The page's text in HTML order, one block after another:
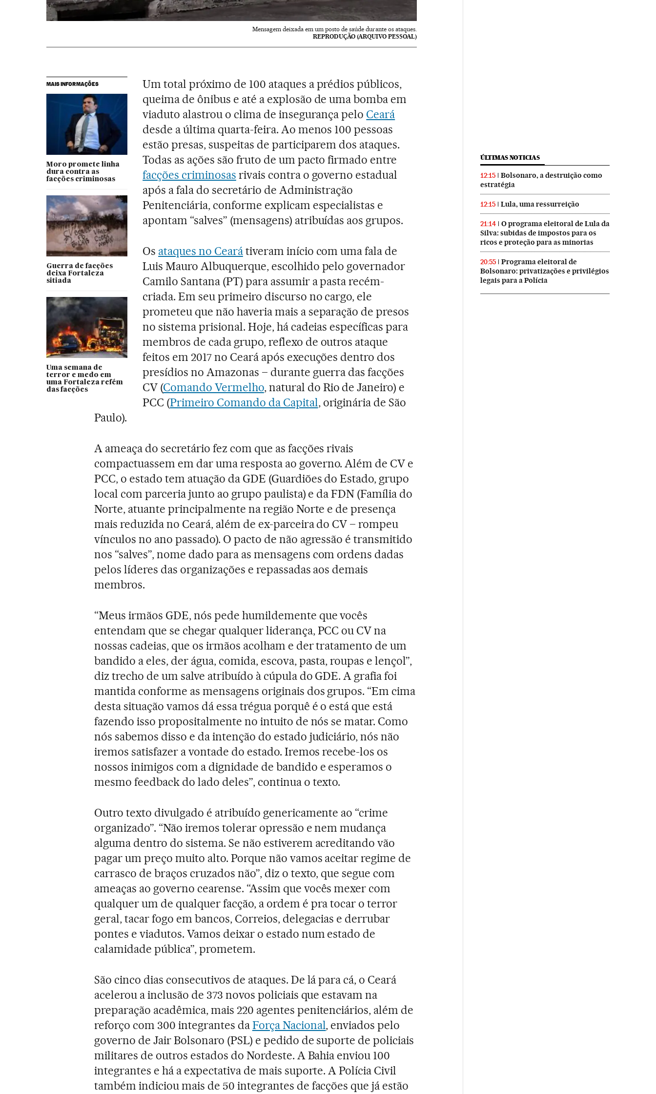
Mensagem deixada em um posto de saúde durante os ataques.
REPRODUÇÃO (ARQUIVO PESSOAL)
MAIS INFORMAÇÕES
Moro promete linha
dura contra as
facções criminosas
Guerra de facções
deixa Fortaleza
sitiada
Uma semana de
terror e medo em
uma Fortaleza refém
das facções
Um total próximo de 100 ataques a prédios públicos,
queima de ônibus e até a explosão de uma bomba em
viaduto alastrou o clima de insegurança pelo Ceará
desde a última quarta-feira. Ao menos 100 pessoas
estão presas, suspeitas de participarem dos ataques.
Todas as ações são fruto de um pacto firmado entre
facções criminosas rivais contra o governo estadual
após a fala do secretário de Administração
Penitenciária, conforme explicam especialistas e
apontam “salves” (mensagens) atribuídas aos grupos.
Os ataques no Cearátiveram início com uma fala de
Luis Mauro Albuquerque, escolhido pelo governador
Camilo Santana (PT) para assumir a pasta recém-
criada. Em seu primeiro discurso no cargo, ele
prometeu que não haveria mais a separação de presos
no sistema prisional. Hoje, há cadeias específicas para
membros de cada grupo, reflexo de outros ataque
feitos em 2017 no Ceará após execuções dentro dos
presídios no Amazonas – durante guerra das facções
CV (Comando Vermelho, natural do Rio de Janeiro) e
PCC (Primeiro Comando da Capital, originária de São
Paulo).
A ameaça do secretário fez com que as facções rivais
compactuassem em dar uma resposta ao governo. Além de CV e
PCC, o estado tem atuação da GDE (Guardiões do Estado, grupo
local com parceria junto ao grupo paulista) e da FDN (Família do
Norte, atuante principalmente na região Norte e de presença
mais reduzida no Ceará, além de ex-parceira do CV – rompeu
vínculos no ano passado). O pacto de não agressão é transmitido
nos “salves”, nome dado para as mensagens com ordens dadas
pelos líderes das organizações e repassadas aos demais
membros.
“Meus irmãos GDE, nós pede humildemente que vocês
entendam que se chegar qualquer liderança, PCC ou CV na
nossas cadeias, que os irmãos acolham e der tratamento de um
bandido a eles, der água, comida, escova, pasta, roupas e lençol”,
diz trecho de um salve atribuído à cúpula do GDE. A grafia foi
mantida conforme as mensagens originais dos grupos. “Em cima
desta situação vamos dá essa trégua porquê é o está que está
fazendo isso propositalmente no intuito de nós se matar. Como
nós sabemos disso e da intenção do estado judiciário, nós não
iremos satisfazer a vontade do estado. Iremos recebe-los os
nossos inimigos com a dignidade de bandido e esperamos o
mesmo feedback do lado deles”, continua o texto.
Outro texto divulgado é atribuído genericamente ao “crime
organizado”. “Não iremos tolerar opressão e nem mudança
alguma dentro do sistema. Se não estiverem acreditando vão
pagar um preço muito alto. Porque não vamos aceitar regime de
carrasco de braços cruzados não”, diz o texto, que segue com
ameaças ao governo cearense. “Assim que vocês mexer com
qualquer um de qualquer facção, a ordem é pra tocar o terror
geral, tacar fogo em bancos, Correios, delegacias e derrubar
pontes e viadutos. Vamos deixar o estado num estado de
calamidade pública”, prometem.
São cinco dias consecutivos de ataques. De lá para cá, o Ceará
acelerou a inclusão de 373 novos policiais que estavam na
preparação acadêmica, mais 220 agentes penitenciários, além de
reforço com 300 integrantes daForça Nacional, enviados pelo
governo de Jair Bolsonaro (PSL) e pedido de suporte de policiais
militares de outros estados do Nordeste. A Bahia enviou 100
integrantes e há a expectativa de mais suporte. A Polícia Civil
também indiciou mais de 50 integrantes de facções que já estão
ÚLTIMAS NOTICIAS
12:15
Bolsonaro, a destruição como
estratégia
12:15 Lula, uma ressurreição
21:14
O programa eleitoral de Lula da
Silva: subidas de impostos para os
ricos e proteção para as minorias
20:55
Programa eleitoral de
Bolsonaro: privatizações e privilégios
legais para a Polícia